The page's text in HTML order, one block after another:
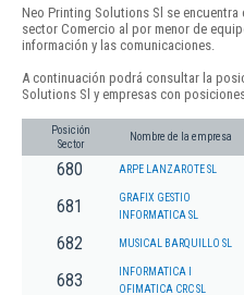
Neo Printing Solutions Sl se encuentra
sector Comercio al por menor de
información y las comunicaciones.
A continuación podrá consultar la
Solutions Sl y empresas con
Posición
Sector
Nombre de la empresa
680 ARPE LANZAROTE SL
681
GRAFIX GESTIO
INFORMATICA SL
682 MUSICAL BARQUILLO SL
683
INFORMATICA I
OFIMATICA CRC SL